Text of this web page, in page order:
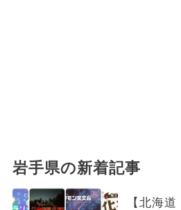
岩手県の新着記事
【北海